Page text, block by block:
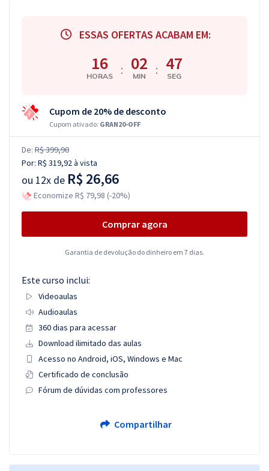
ESSAS OFERTAS ACABAM EM:
16
HORAS : 02
MIN : 46
SEG
Cupom de 20% de desconto
Cupom ativado: GRAN20-OFF
De: R$ 399,90
Por: R$ 319,92à vista
ou 12x de R$ 26,66
Economize R$ 79,98 (-20%)
Comprar agora
Garantia de devolução do dinheiro em 7 dias.
Este curso inclui:
Videoaulas
Audioaulas
360 dias para acessar
Download ilimitado das aulas
Acesso no Android, iOS, Windows e Mac
Certificado de conclusão
Fórum de dúvidas com professores
Compartilhar